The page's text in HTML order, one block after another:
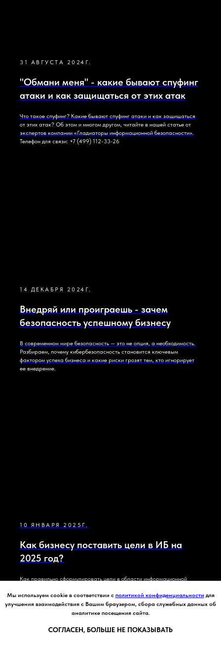
31 АВГУСТА 2024Г.
"Обмани меня" - какие бывают спуфинг
атаки и как защищаться от этих атак
Что такое спуфинг? Какие бывают спуфинг атаки и как защищаться
от этих атак? Об этом и многом другом, читайте в нашей статье от
экспертов компании «Гладиаторы информационной безопасности».
Телефон для связи: +7 (499) 112-33-26
14 ДЕКАБРЯ 2024Г.
Внедряй или проиграешь - зачем
безопасность успешному бизнесу
В современном мире безопасность — это не опция, а необходимость.
Разбираем, почему кибербезопасность становится ключевым
фактором успеха бизнеса и какие риски грозят тем, кто игнорирует
ее внедрение.
10 ЯНВАРЯ 2025Г.
Как бизнесу поставить цели в ИБ на
2025 год?
Как правильно сформулировать цели в области информационной
лучшие практики для защиты бизнеса от киберугроз.
Мы используем cookie в соответствии с политикой конфиденциальности для
улучшения взаимодействия с Вашим браузером, сбора служебных данных об
аналитике посещения сайта.
СОГЛАСЕН, БОЛЬШЕ НЕ ПОКАЗЫВАТЬ